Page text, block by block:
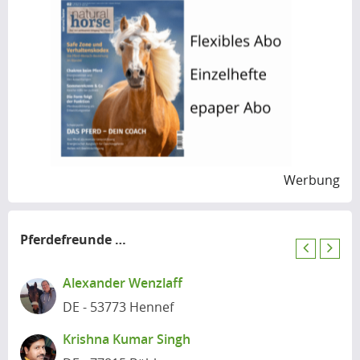
Werbung
Pferdefreunde
in der Nähe
Alexander Wenzlaff
DE - 53773 Hennef
Krishna Kumar Singh
P
N